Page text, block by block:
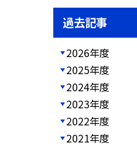
過去記事
2026年度
2025年度
2024年度
2023年度
2022年度
2021年度